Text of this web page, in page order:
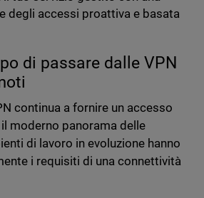
degli accessi proattiva e basata
di passare dalle VPN
continua a fornire un accesso
moderno panorama delle
di lavoro in evoluzione hanno
i requisiti di una connettività